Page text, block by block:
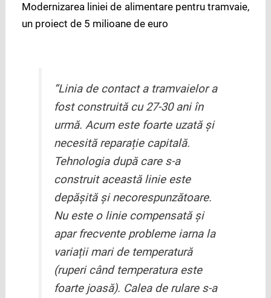
Modernizarea liniei de alimentare pentru tramvaie,
un proiect de 5 milioane de euro
“Linia de contact a tramvaielor a
fost construită cu 27-30 ani în
urmă. Acum este foarte uzată și
necesită reparație capitală.
Tehnologia după care s-a
construit această linie este
depășită și necorespunzătoare.
Nu este o linie compensată și
apar frecvente probleme iarna la
variații mari de temperatură
(ruperi când temperatura este
foarte joasă). Calea de rulare s-a